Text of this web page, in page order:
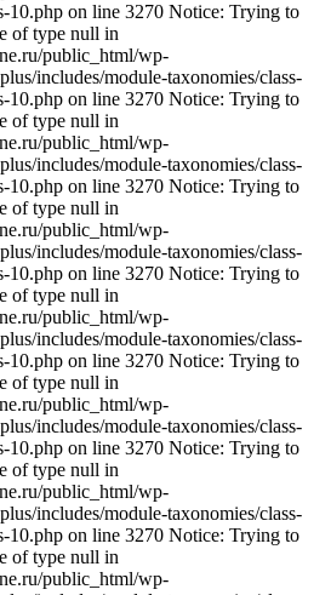
10.php on line 3270 Notice: Trying to
of type null in
public_html/wp-
includes/module-taxonomies/class-
10.php on line 3270 Notice: Trying to
of type null in
public_html/wp-
includes/module-taxonomies/class-
10.php on line 3270 Notice: Trying to
of type null in
public_html/wp-
includes/module-taxonomies/class-
10.php on line 3270 Notice: Trying to
of type null in
public_html/wp-
includes/module-taxonomies/class-
10.php on line 3270 Notice: Trying to
of type null in
public_html/wp-
includes/module-taxonomies/class-
10.php on line 3270 Notice: Trying to
of type null in
public_html/wp-
includes/module-taxonomies/class-
10.php on line 3270 Notice: Trying to
of type null in
public_html/wp-